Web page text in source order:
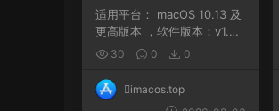
件
适用平台： macOS 10.13 及
更高版本 ，软件版本：v1.2.
6 macOS 11 及...
30 0 0
imacos.top